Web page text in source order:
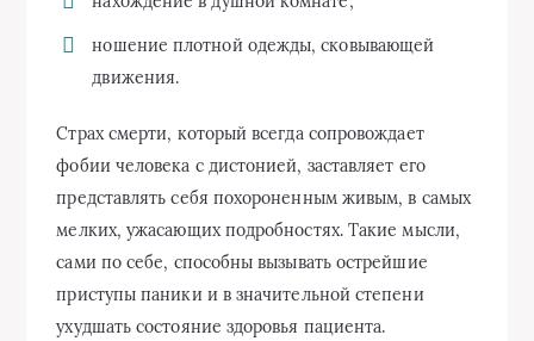
ношение плотной одежды, сковывающей
движения.
Страх смерти, который всегда сопровождает
фобии человека с дистонией, заставляет его
представлять себя похороненным живым, в самых
мелких, ужасающих подробностях. Такие мысли,
сами по себе, способны вызывать острейшие
приступы паники и в значительной степени
ухудшать состояние здоровья пациента.